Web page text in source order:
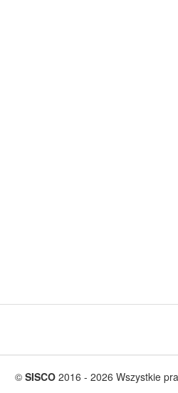
© SISCO 2016 - 2026 Wszystkie